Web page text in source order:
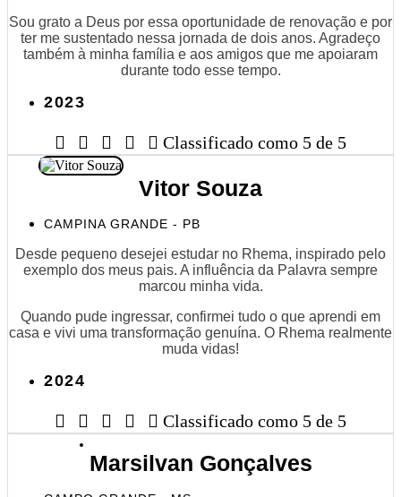
Sou grato a Deus por essa oportunidade de renovação e por
ter me sustentado nessa jornada de dois anos. Agradeço
também à minha família e aos amigos que me apoiaram
durante todo esse tempo.
2023
     Classificado como 5 de 5
Vitor Souza
CAMPINA GRANDE - PB
Desde pequeno desejei estudar no Rhema, inspirado pelo
exemplo dos meus pais. A influência da Palavra sempre
marcou minha vida.
Quando pude ingressar, confirmei tudo o que aprendi em
casa e vivi uma transformação genuína. O Rhema realmente
muda vidas!
2024
     Classificado como 5 de 5
Marsilvan Gonçalves